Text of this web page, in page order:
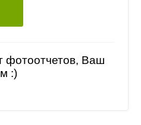
фотоотчетов, Ваш
:)